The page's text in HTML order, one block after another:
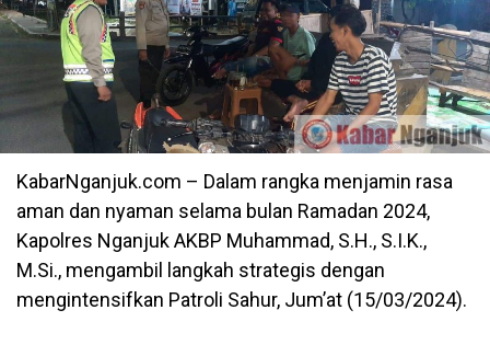
KabarNganjuk.com – Dalam rangka menjamin rasa
aman dan nyaman selama bulan Ramadan 2024,
Kapolres Nganjuk AKBP Muhammad, S.H., S.I.K.,
M.Si., mengambil langkah strategis dengan
mengintensifkan Patroli Sahur, Jum’at (15/03/2024).